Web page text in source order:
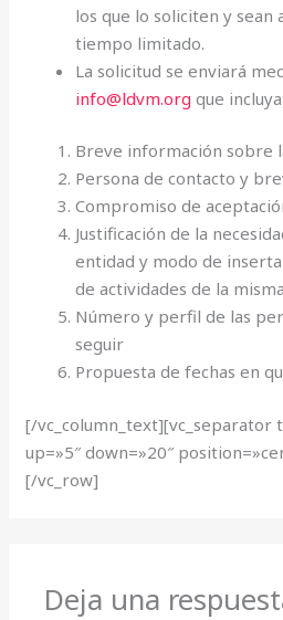
los que lo soliciten y sean
tiempo limitado.
La solicitud se enviará
info@ldvm.org que
Breve información sobre
Persona de contacto y
Compromiso de
Justificación de la
entidad y modo de
de actividades de la misma
Número y perfil de las
seguir
Propuesta de fechas en
[/vc_column_text][vc_separator
up=»5″ down=»20″
[/vc_row]
Deja una